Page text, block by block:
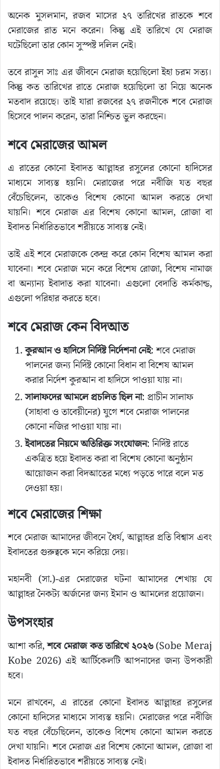
অনেক মুসলমান, রজব মাসের ২৭ তারিখের রাতকে শবে
মেরাজের রাত মনে করেন। কিন্তু এই তারিখে যে মেরাজ
ঘটেছিলো তার কোন সুস্পষ্ট দলিল নেই।
তবে রাসুল সাঃ এর জীবনে মেরাজ হয়েছিলো ইহা চরম সত্য।
কিন্তু কত তারিখের রাতে মেরাজ হয়েছিলো তা নিয়ে অনেক
মতবাদ রয়েছে। তাই যারা রজবের ২৭ রজনীকে শবে মেরাজ
হিসেবে পালন করেন, তারা নিশ্চিত ভুল করছেন।
শবে মেরাজের আমল
এ রাতের কোনো ইবাদত আল্লাহর রসুলের কোনো হাদিসের
মাধ্যমে সাব্যস্ত হয়নি। মেরাজের পরে নবীজি যত বছর
বেঁচেছিলেন, তাকেও বিশেষ কোনো আমল করতে দেখা
যায়নি। শবে মেরাজ এর বিশেষ কোনো আমল, রোজা বা
ইবাদত নির্ধারিতভাবে শরীয়তে সাব্যস্ত নেই।
তাই এই শবে মেরাজকে কেন্দ্র করে কোন বিশেষ আমল করা
যাবেনা। শবে মেরাজ মনে করে বিশেষ রোজা, বিশেষ নামাজ
বা অন্যান্য ইবাদাত করা যাবেনা। এগুলো বেদাতি কর্মকান্ড,
এগুলো পরিহার করতে হবে।
শবে মেরাজ কেন বিদআত
কুরআন ও হাদিসে নির্দিষ্ট নির্দেশনা নেই: শবে মেরাজ
পালনের জন্য নির্দিষ্ট কোনো বিধান বা বিশেষ আমল
করার নির্দেশ কুরআন বা হাদিসে পাওয়া যায় না।
সালাফদের আমলে প্রচলিত ছিল না: প্রাচীন সালাফ
(সাহাবা ও তাবেয়ীনের) যুগে শবে মেরাজ পালনের
কোনো নজির পাওয়া যায় না।
ইবাদতের নিয়মে অতিরিক্ত সংযোজন: নির্দিষ্ট রাতে
একত্রিত হয়ে ইবাদত করা বা বিশেষ কোনো অনুষ্ঠান
আয়োজন করা বিদআতের মধ্যে পড়তে পারে বলে মত
দেওয়া হয়।
শবে মেরাজের শিক্ষা
শবে মেরাজ আমাদের জীবনে ধৈর্য, আল্লাহর প্রতি বিশ্বাস এবং
ইবাদতের গুরুত্বকে মনে করিয়ে দেয়।
মহানবী (সা.)-এর মেরাজের ঘটনা আমাদের শেখায় যে
আল্লাহর নৈকট্য অর্জনের জন্য ইমান ও আমলের প্রয়োজন।
উপসংহার
আশা করি,শবে মেরাজ কত তারিখে ২০২৬(Sobe Meraj
Kobe 2026) এই আর্টিকেলটি আপনাদের জন্য উপকারী
হবে।
মনে রাখবেন, এ রাতের কোনো ইবাদত আল্লাহর রসুলের
কোনো হাদিসের মাধ্যমে সাব্যস্ত হয়নি। মেরাজের পরে নবীজি
যত বছর বেঁচেছিলেন, তাকেও বিশেষ কোনো আমল করতে
দেখা যায়নি। শবে মেরাজ এর বিশেষ কোনো আমল, রোজা বা
ইবাদত নির্ধারিতভাবে শরীয়তে সাব্যস্ত নেই।